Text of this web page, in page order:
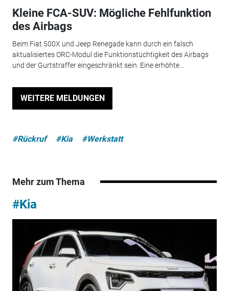
Kleine FCA-SUV: Mögliche Fehlfunktion
des Airbags
Beim Fiat 500X und Jeep Renegade kann durch ein falsch
aktualisiertes ORC-Modul die Funktionstüchtigkeit des Airbags
und der Gurtstraffer eingeschränkt sein. Eine erhöhte...
WEITERE MELDUNGEN
#Rückruf #Kia #Werkstatt
Mehr zum Thema
#Kia